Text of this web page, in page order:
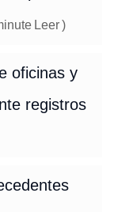
Leer)
oficinas y
registros